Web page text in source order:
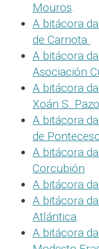
Mouros.
A bitácora
de Carnota .
A bitácora
Asociación
A bitácora
Xoán S.
A bitácora
de
A bitácora
Corcubión
A bitácora
A bitácora
Atlántica.
A bitácora